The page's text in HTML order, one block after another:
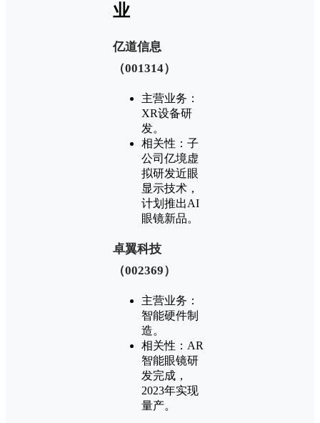
业‌
‌亿道信息
（001314）‌
‌主营业务‌：
XR设备研
发‌。
‌相关性‌：子
公司亿境虚
拟研发近眼
显示技术，
计划推出AI
眼镜新品‌。
‌卓翼科技
（002369）‌
‌主营业务‌：
智能硬件制
造‌。
‌相关性‌：AR
智能眼镜研
发完成，
2023年实现
量产‌。